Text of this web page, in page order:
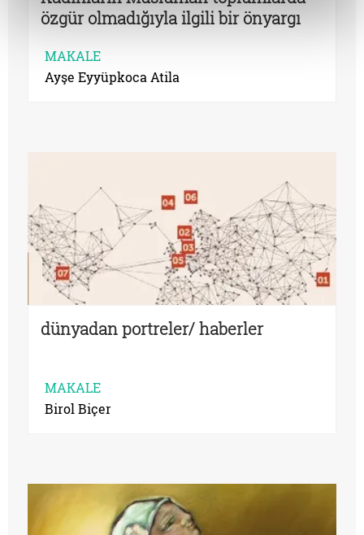
özgür olmadığıyla ilgili bir önyargı
MAKALE
Ayşe Eyyüpkoca Atila
dünyadan portreler/ haberler
MAKALE
Birol Biçer